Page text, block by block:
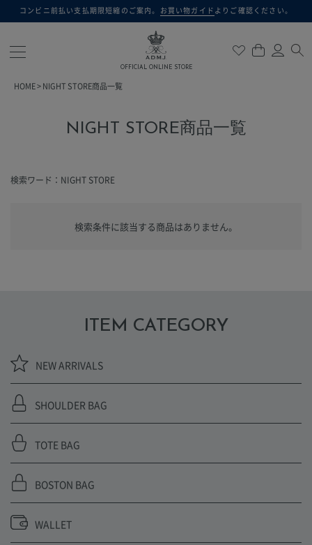
コンビニ前払い支払期限短縮のご案内。 お買い物ガイド よりご確認ください。
OFFICIAL ONLINE STORE
検索
HOME NIGHT STORE商品一覧
NIGHT STORE商品一覧
検索ワード：NIGHT STORE
検索条件に該当する商品はありません。
ITEM CATEGORY
NEW ARRIVALS
SHOULDER BAG
TOTE BAG
BOSTON BAG
WALLET